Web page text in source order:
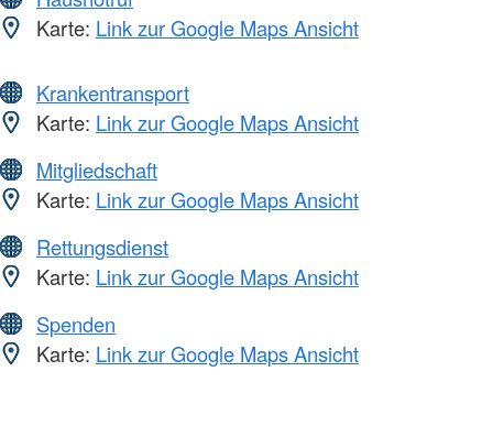
Karte: Link zur Google Maps Ansicht
Krankentransport
Karte: Link zur Google Maps Ansicht
Mitgliedschaft
Karte: Link zur Google Maps Ansicht
Rettungsdienst
Karte: Link zur Google Maps Ansicht
Spenden
Karte: Link zur Google Maps Ansicht